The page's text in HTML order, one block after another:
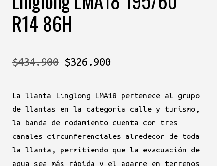
R14 86H
$434.900 El
original
era:
$434.900.
$326.900El
actual
es:
$326.900.
La llanta Linglong LMA18 pertenece al grupo
de llantas en la categoría calle y turismo,
la banda de rodamiento cuenta con tres
canales circunferenciales alrededor de toda
la llanta, permitiendo que la evacuación de
agua sea más rápida y el agarre en terrenos